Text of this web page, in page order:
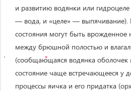
и развитию водянки или гидроцеле
— вода, и «целе» — выпячивание).
состояния могут быть врожденное
между брюшной полостью и
(сообщающаяся водянка оболочек
состояние чаще встречающееся у
процессы яичка и его придатка